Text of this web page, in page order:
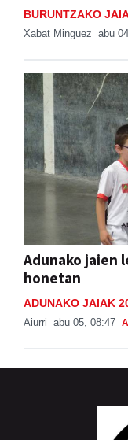
BURUNTZAKO
Xabat Minguez abu 04
Adunako jaien
honetan
ADUNAKO JAIAK
Aiurri abu 05, 08:47